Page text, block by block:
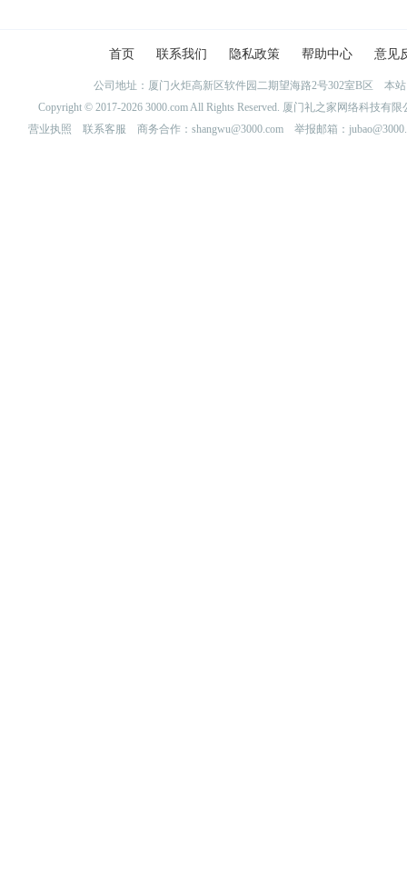
首页 联系我们 隐私政策 帮助中心 意见
公司地址：厦门火炬高新区软件园二期望海路2号302室B区 本
Copyright © 2017-2026 3000.com All Rights Reserved. 厦门礼之家网络科技
营业执照
联系客服 商务合作：shangwu@3000.com 举报邮箱：